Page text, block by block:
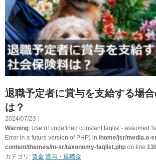
退職予定者に賞与を支給する場
は？
2024/07/23 |
Warning: Use of undefined constant faqlist - assumed
Error in a future version of PHP) in /home/jsr/media.o-
content/themes/m-sr/taxonomy-faqlist.php on line
カテゴリ: 賃金 賞与・退職金